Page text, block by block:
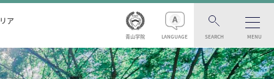
ア
青山学院 LANGUAGE SEARCH MENU